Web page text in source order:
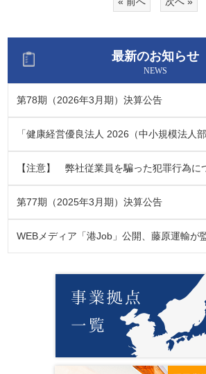
最新のお知らせ
NEWS
第78期（2026年3月期）決算公告
「健康経営優良法人 2026（中小規模法人
【注意】 弊社従業員を騙った犯罪行為に
第77期（2025年3月期）決算公告
WEBメディア「港Job」公開、藤原運輸が